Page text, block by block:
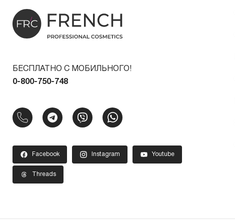
БЕСПЛАТНО С МОБИЛЬНОГО!
0-800-750-748
Facebook Instagram Youtube
Threads